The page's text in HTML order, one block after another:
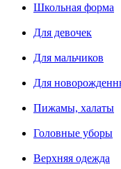
Школьная форма
Для девочек
Для мальчиков
Для
Пижамы, халаты
Головные уборы
Верхняя одежда